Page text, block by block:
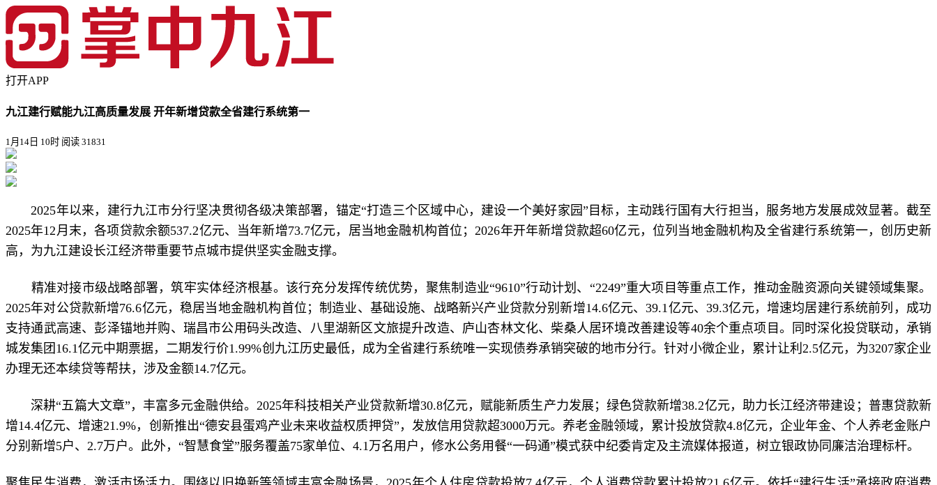
打开APP
九江建行赋能九江高质量发展 开年新增贷款全省建行系统第一
1月14日 10时 阅读 31831
2025年以来，建行九江市分行坚决贯彻各级决策部署，锚定“打造三个区域中心，建设一个美好家园”目标，主动践行国有大行担当，服务地方发展成效显著。截至
2025年12月末，各项贷款余额537.2亿元、当年新增73.7亿元，居当地金融机构首位；2026年开年新增贷款超60亿元，位列当地金融机构及全省建行系统第一，创历史新
高，为九江建设长江经济带重要节点城市提供坚实金融支撑。
精准对接市级战略部署，筑牢实体经济根基。该行充分发挥传统优势，聚焦制造业“9610”行动计划、“2249”重大项目等重点工作，推动金融资源向关键领域集聚。
2025年对公贷款新增76.6亿元，稳居当地金融机构首位；制造业、基础设施、战略新兴产业贷款分别新增14.6亿元、39.1亿元、39.3亿元，增速均居建行系统前列，成功
支持通武高速、彭泽锚地并购、瑞昌市公用码头改造、八里湖新区文旅提升改造、庐山杏林文化、柴桑人居环境改善建设等40余个重点项目。同时深化投贷联动，承销
城发集团16.1亿元中期票据，二期发行价1.99%创九江历史最低，成为全省建行系统唯一实现债券承销突破的地市分行。针对小微企业，累计让利2.5亿元，为3207家企业
办理无还本续贷等帮扶，涉及金额14.7亿元。
深耕“五篇大文章”，丰富多元金融供给。2025年科技相关产业贷款新增30.8亿元，赋能新质生产力发展；绿色贷款新增38.2亿元，助力长江经济带建设；普惠贷款新
增14.4亿元、增速21.9%，创新推出“德安县蛋鸡产业未来收益权质押贷”，发放信用贷款超3000万元。养老金融领域，累计投放贷款4.8亿元，企业年金、个人养老金账户
分别新增5户、2.7万户。此外，“智慧食堂”服务覆盖75家单位、4.1万名用户，修水公务用餐“一码通”模式获中纪委肯定及主流媒体报道，树立银政协同廉洁治理标杆。